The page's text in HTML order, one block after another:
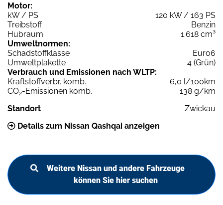
Motor:
kW / PS
120 kW / 163 PS
Treibstoff
Benzin
Hubraum
1.618 cm³
Umweltnormen:
Schadstoffklasse
Euro6
Umweltplakette
4 (Grün)
Verbrauch und Emissionen nach WLTP:
Kraftstoffverbr. komb.
6,0 l/100km
CO2-Emissionen komb.
138 g/km
Standort
Zwickau
Details zum Nissan Qashqai anzeigen
Weitere Nissan und andere Fahrzeuge
können Sie hier suchen